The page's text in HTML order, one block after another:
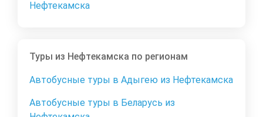
Нефтекамска
Туры из Нефтекамска по регионам
Автобусные туры в Адыгею из Нефтекамска
Автобусные туры в Беларусь из